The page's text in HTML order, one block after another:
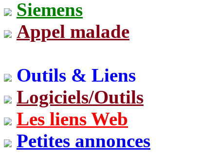
Siemens
Appel malade
Outils & Liens
Logiciels/Outils
Les liens Web
Petites annonces